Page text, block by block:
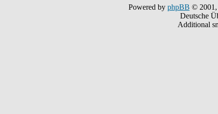
Powered by phpBB © 2001,
Deutsche
Additional